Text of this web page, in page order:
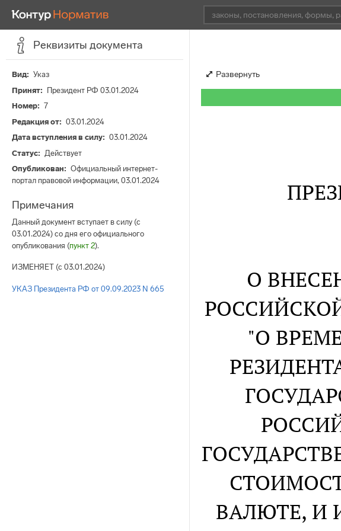
Реквизиты документа
Вид
Указ
Принят
Президент РФ 03.01.2024
Номер
7
Редакция от
03.01.2024
Дата вступления в силу
03.01.2024
Статус
Действует
Опубликован
Официальный интернет-
портал правовой информации, 03.01.2024
Примечания
Данный документ вступает в силу (с
03.01.2024) со дня его официального
опубликования (пункт 2).
ИЗМЕНЯЕТ (с 03.01.2024)
УКАЗ Президента РФ от 09.09.2023 N 665
Развернуть
О
"О
ВАЛЮТЕ, И